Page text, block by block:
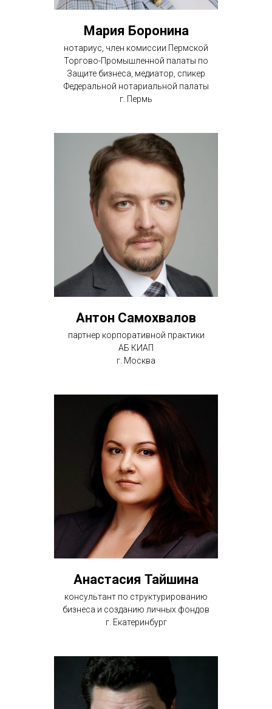
Мария Боронина
нотариус, член комиссии Пермской
Торгово-Промышленной палаты по
Защите бизнеса, медиатор, спикер
Федеральной нотариальной палаты
г. Пермь
Антон Самохвалов
партнер корпоративной практики
АБ КИАП
г. Москва
Анастасия Тайшина
консультант по структурированию
бизнеса и созданию личных фондов
г. Екатеринбург